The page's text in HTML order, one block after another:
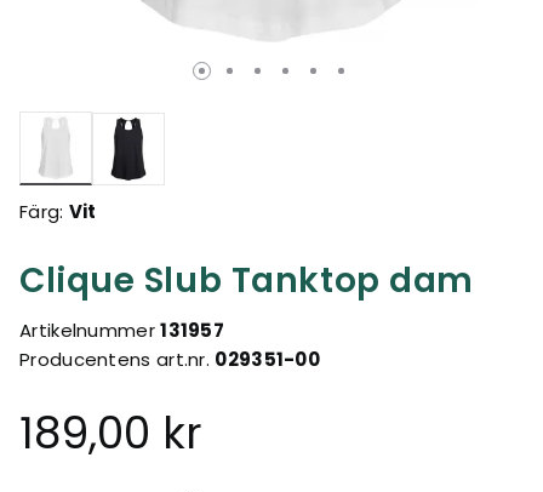
Clique Slub Tanktop dam
Artikelnummer131957
Producentens art.nr. 029351-00
189,00 kr
Valda
Färg: Vit